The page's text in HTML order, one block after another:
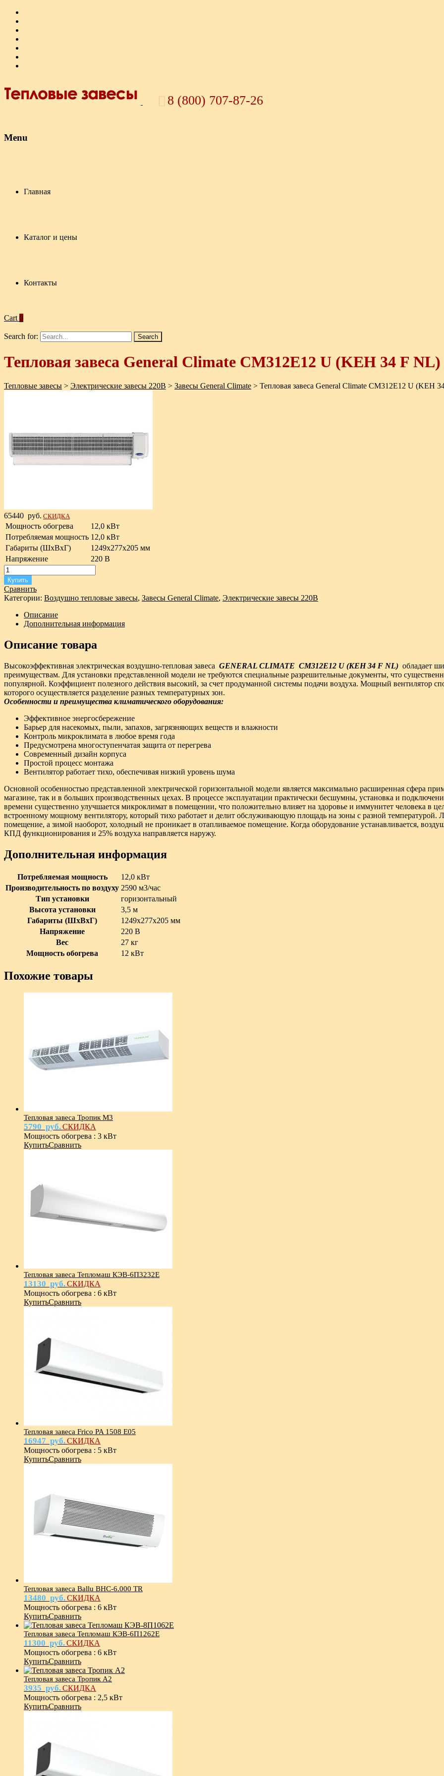
8 (800) 707-87-26
Menu
Главная
Каталог и цены
Контакты
Cart 0
Search for:
Тепловая завеса General Climate CM312E12 U (KEH 34 F NL)
Тепловые завесы > Электрические завесы 220В > Завесы General Climate > Тепловая завеса General Climate CM312E12 U (KEH
65440 руб. СКИДКА
Мощность обогрева
12,0 кВт
Потребляемая мощность 12,0 кВт
Габариты (ШxВxГ)
1249х277х205 мм
Напряжение
220 В
Купить
Сравнить
Категории: Воздушно тепловые завесы, Завесы General Climate, Электрические завесы 220В
Описание
Дополнительная информация
Описание товара
Высокоэффективная электрическая воздушно-тепловая завеса GENERAL CLIMATE CM312E12 U (KEH 34 F NL) обладает
преимуществам. Для установки представленной модели не требуются специальные разрешительные документы, что
популярной. Коэффициент полезного действия высокий, за счет продуманной системы подачи воздуха. Мощный вентилятор
которого осуществляется разделение разных температурных зон.
Особенности и преимущества климатического оборудования:
Эффективное энергосбережение
Барьер для насекомых, пыли, запахов, загрязняющих веществ и влажности
Контроль микроклимата в любое время года
Предусмотрена многоступенчатая защита от перегрева
Современный дизайн корпуса
Простой процесс монтажа
Вентилятор работает тихо, обеспечивая низкий уровень шума
Основной особенностью представленной электрической горизонтальной модели является максимально расширенная сфера
магазине, так и в больших производственных цехах. В процессе эксплуатации практически бесшумны, установка и
времени существенно улучшается микроклимат в помещении, что положительно влияет на здоровье и иммунитет человека в
встроенному мощному вентилятору, который тихо работает и делит обслуживающую площадь на зоны с разной температурой.
помещение, а зимой наоборот, холодный не проникает в отапливаемое помещение. Когда оборудование устанавливается,
КПД функционирования и 25% воздуха направляется наружу.
Дополнительная информация
Потребляемая мощность
12,0 кВт
Производительность по воздуху 2590 м3/час
Тип установки
горизонтальный
Высота установки
3,5 м
Габариты (ШxВxГ)
1249х277х205 мм
Напряжение
220 В
Вес
27 кг
Мощность обогрева
12 кВт
Похожие товары
Тепловая завеса Тропик М3
5790 руб.СКИДКА
Мощность обогрева : 3 кВт
КупитьСравнить
Тепловая завеса Тепломаш КЭВ-6П3232Е
13130 руб.СКИДКА
Мощность обогрева : 6 кВт
КупитьСравнить
Тепловая завеса Frico PA 1508 E05
16947 руб.СКИДКА
Мощность обогрева : 5 кВт
КупитьСравнить
Тепловая завеса Ballu BHC-6.000 TR
13480 руб.СКИДКА
Мощность обогрева : 6 кВт
КупитьСравнить
Тепловая завеса Тепломаш КЭВ-6П1262Е
11300 руб.СКИДКА
Мощность обогрева : 6 кВт
КупитьСравнить
Тепловая завеса Тропик А2
3935 руб.СКИДКА
Мощность обогрева : 2,5 кВт
КупитьСравнить